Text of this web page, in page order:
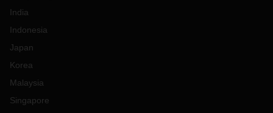
India
Indonesia
Japan
Korea
Malaysia
Singapore